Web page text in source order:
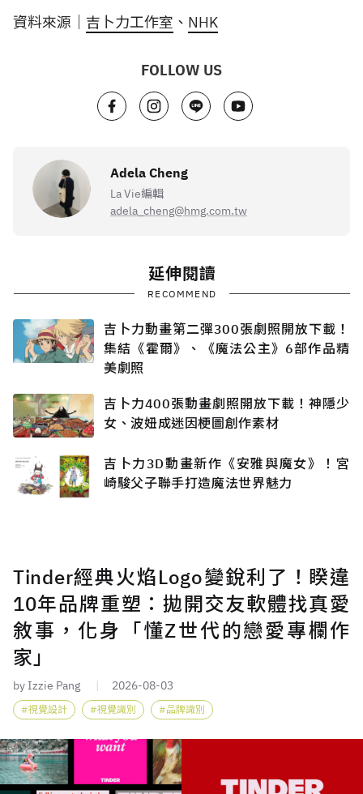
資料來源｜ 吉卜力工作室 、 NHK
FOLLOW US
Adela Cheng
La Vie編輯
adela_cheng@hmg.com.tw
延伸閱讀
RECOMMEND
吉卜力動畫第二彈300張劇照開放下載！
集結《霍爾》、《魔法公主》6部作品精
美劇照
吉卜力400張動畫劇照開放下載！神隱少
女、波妞成迷因梗圖創作素材
吉卜力3D動畫新作《安雅與魔女》！宮
崎駿父子聯手打造魔法世界魅力
Tinder經典火焰Logo變銳利了！睽違
10年品牌重塑：拋開交友軟體找真愛
敘事，化身「懂Z世代的戀愛專欄作
家」
by Izzie Pang 2026-08-03
視覺設計 視覺識別 品牌識別